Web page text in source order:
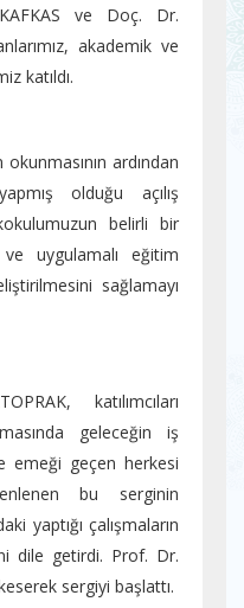
ve Doç. Dr.
akademik ve
katıldı.
okunmasının ardından
olduğu açılış
belirli bir
uygulamalı eğitim
sağlamayı
katılımcıları
geleceğin iş
emeği geçen herkesi
bu serginin
yaptığı çalışmaların
dile getirdi. Prof. Dr.
sergiyi başlattı.